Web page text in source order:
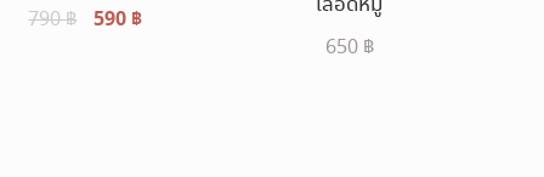
790฿
Original
590 ฿Current
650 ฿